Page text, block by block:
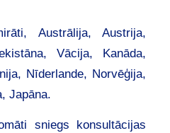
Austrālija, Austrija,
Vācija, Kanāda,
Nīderlande, Norvēģija,
Japāna.
sniegs konsultācijas